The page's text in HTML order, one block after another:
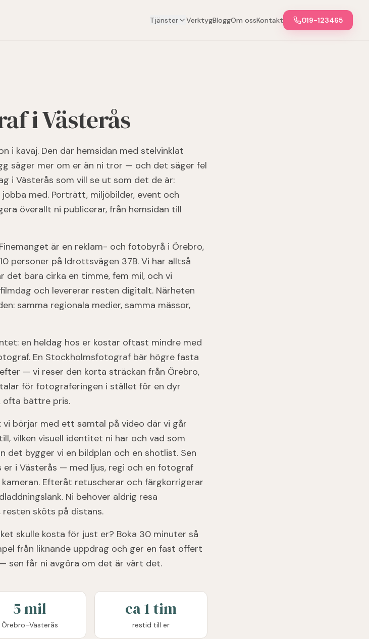
Tjänster VerktygBloggOm ossKontakt 019-123465
i Västerås
i kavaj. Den där hemsidan med stelvinklat
säger mer om er än ni tror — och det säger fel
i Västerås som vill se ut som det de är:
med. Porträtt, miljöbilder, event och
överallt ni publicerar, från hemsidan till
är en reklam- och fotobyrå i Örebro,
personer på Idrottsvägen 37B. Vi har alltså
bara cirka en timme, fem mil, och vi
och levererar resten digitalt. Närheten
samma regionala medier, samma mässor,
en heldag hos er kostar oftast mindre med
En Stockholmsfotograf bär högre fasta
— vi reser den korta sträckan från Örebro,
för fotograferingen i stället för en dyr
ofta bättre pris.
vi börjar med ett samtal på video där vi går
vilken visuell identitet ni har och vad som
det bygger vi en bildplan och en shotlist. Sen
i Västerås — med ljus, regi och en fotograf
Efteråt retuscherar och färgkorrigerar
Ni behöver aldrig resa
resten sköts på distans.
skulle kosta för just er? Boka 30 minuter så
från liknande uppdrag och ger en fast offert
sen får ni avgöra om det är värt det.
5 mil
Örebro–Västerås
ca 1 tim
restid till er